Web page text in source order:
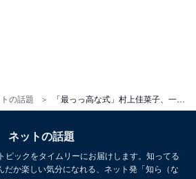
の話題 「最っっ高な式」村上佳菜子、一般人イケメン夫との結婚式ショット公開！ 「2人とも最高に可愛すぎる」
ネットの話題
ピックをタイムリーにお届けします。知ってる
だか楽しい気分になれる、ネット発「知ら（な